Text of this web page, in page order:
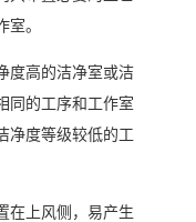
。
度高的洁净室或洁
同的工序和工作室
净度等级较低的工
在上风侧，易产生